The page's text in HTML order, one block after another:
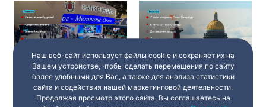
Новости Петербурга:
Итоги недели
Новости Петербурга:
Итоги недели
Наш веб-сайт использует файлы cookie и сохраняет их на
Вашем устройстве, чтобы сделать перемещения по сайту
более удобными для Вас, а также для анализа статистики
сайта и содействия нашей маркетинговой деятельности.
Продолжая просмотр этого сайта, Вы соглашаетесь на